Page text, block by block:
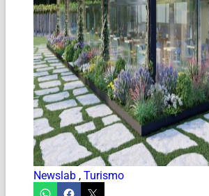
Newslab , Turismo